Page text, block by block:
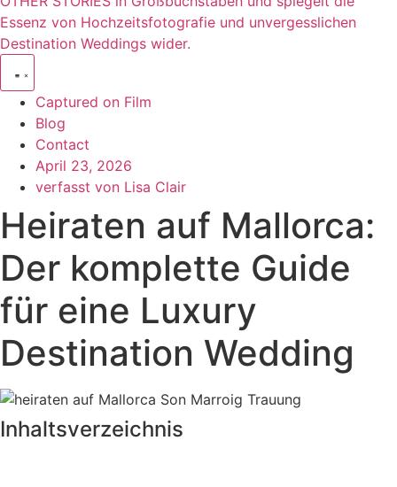
Captured on Film
Blog
Contact
April 23, 2026
verfasst von Lisa Clair
Heiraten auf Mallorca:
Der komplette Guide
für eine Luxury
Destination Wedding
Inhalts­verzeichnis